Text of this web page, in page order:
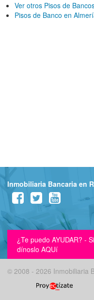
Ver otros Pisos de
Pisos de Banco en
Inmobiliaria Bancaria en
¿Te puedo AYUDAR? -
dínoslo AQUí
© 2008 - 2026 Inmobiliaria